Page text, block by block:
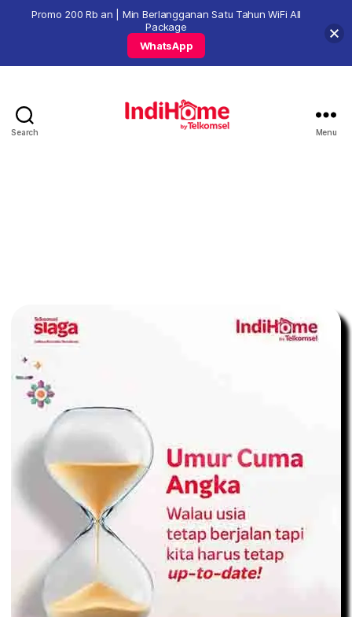
Search Menu
Promo 200 Rb an | Min Berlangganan Satu Tahun WiFi All
Package
WhatsApp